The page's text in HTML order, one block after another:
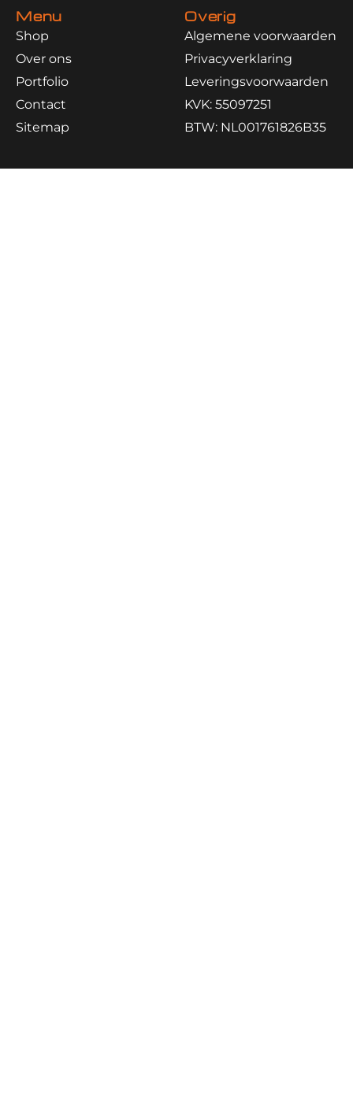
Menu
Shop
Over ons
Portfolio
Contact
Sitemap
Overig
Algemene voorwaarden
Privacyverklaring
Leveringsvoorwaarden
KVK: 55097251
BTW: NL001761826B35